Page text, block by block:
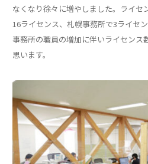
なくなり徐々に増やしました。ライセ
16ライセンス、札幌事務所で3ライセ
事務所の職員の増加に伴いライセンス
思います。